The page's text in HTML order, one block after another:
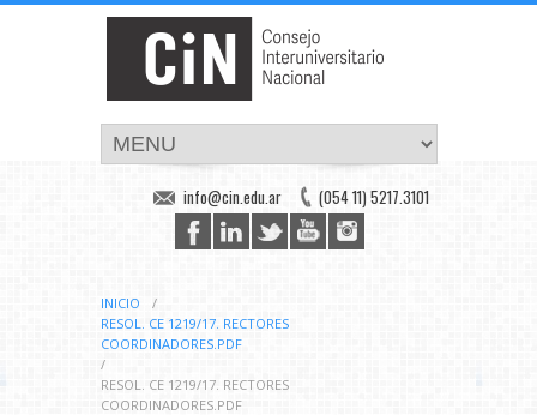
(054 11) 5217.3101
info@cin.edu.ar
INICIO
/
RESOL. CE 1219/17. RECTORES
COORDINADORES.PDF
/
RESOL. CE 1219/17. RECTORES
COORDINADORES.PDF